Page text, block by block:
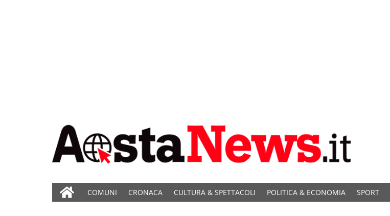
COMUNI CRONACA CULTURA & SPETTACOLI POLITICA & ECONOMIA SPORT